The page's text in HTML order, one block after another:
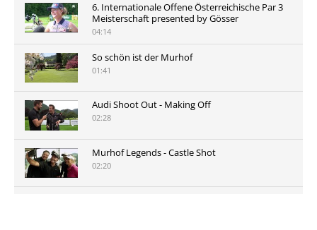
6. Internationale Offene Österreichische Par 3
Meisterschaft presented by Gösser
04:14
So schön ist der Murhof
01:41
Audi Shoot Out - Making Off
02:28
Murhof Legends - Castle Shot
02:20